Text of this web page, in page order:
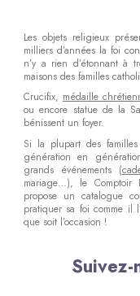
Les objets religieux
milliers d’années la foi
n’y a rien d’étonnant à
maisons des familles
Crucifix, médaille
ou encore statue de la
bénissent un foyer.
Si la plupart des
génération en
grands événements (
mariage…), le
propose un catalogue
pratiquer sa foi comme il
que soit l’occasion !